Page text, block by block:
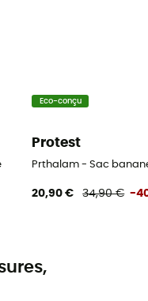
Eco-conçu
Protest
Prthalam - Sac
20,90 € 34,90 € -